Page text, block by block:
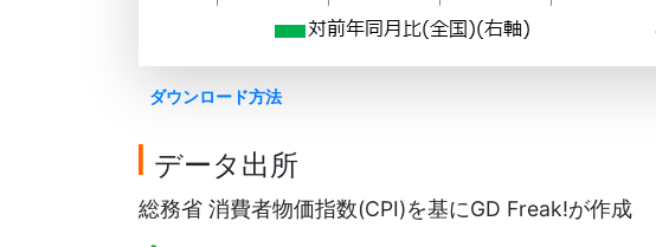
ダウンロード方法
データ出所
総務省 消費者物価指数(CPI)を基にGD Freak!が作成